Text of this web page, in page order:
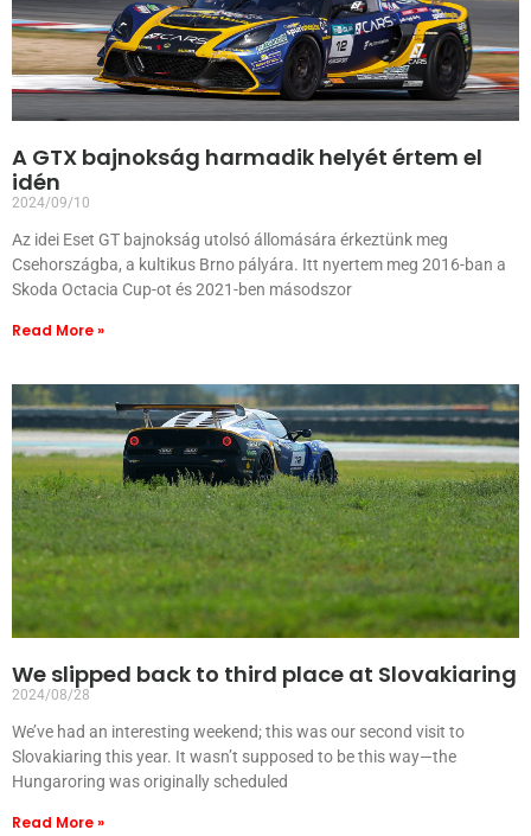
A GTX bajnokság harmadik helyét értem el
idén
2024/09/10
Az idei Eset GT bajnokság utolsó állomására érkeztünk meg
Csehországba, a kultikus Brno pályára. Itt nyertem meg 2016-ban a
Skoda Octacia Cup-ot és 2021-ben másodszor
Read More »
We slipped back to third place at Slovakiaring
2024/08/28
We’ve had an interesting weekend; this was our second visit to
Slovakiaring this year. It wasn’t supposed to be this way—the
Hungaroring was originally scheduled
Read More »